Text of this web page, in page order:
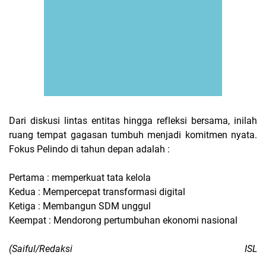
Dari diskusi lintas entitas hingga refleksi bersama, inilah
ruang tempat gagasan tumbuh menjadi komitmen nyata.
Fokus Pelindo di tahun depan adalah :
Pertama : memperkuat tata kelola
Kedua : Mempercepat transformasi digital
Ketiga : Membangun SDM unggul
Keempat : Mendorong pertumbuhan ekonomi nasional
(Saiful/Redaksi ISL